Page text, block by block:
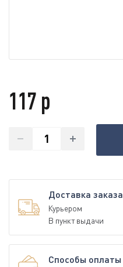
117 р
Доставка заказа
Курьером
В пункт выдачи
Способы оплаты